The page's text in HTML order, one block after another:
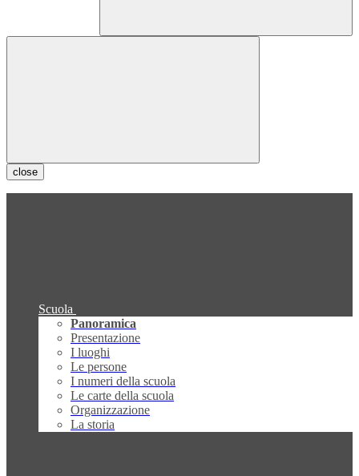
close
Scuola
Panoramica
Presentazione
I luoghi
Le persone
I numeri della scuola
Le carte della scuola
Organizzazione
La storia